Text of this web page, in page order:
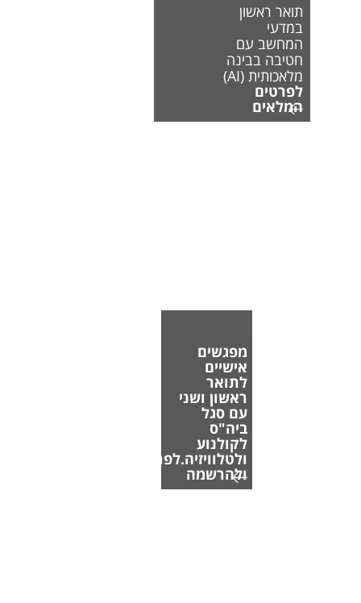
תואר ראשון
במדעי
המחשב עם
חטיבה בבינה
מלאכותית (AI)
לפרטים
המלאים
מפגשים
אישיים
לתואר
ראשון ושני
עם סגל
ביה"ס
לקולנוע
ולטלוויזיה.לפרטים
ולהרשמה